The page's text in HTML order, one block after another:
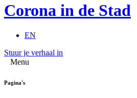
Corona in de Stad
EN
Stuur je verhaal in
Menu
Pagina's